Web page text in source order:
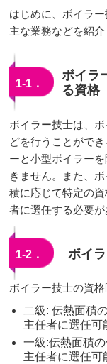
はじめに、ボイラ
主な業務などを紹
1-1．
ボイラ
る資格
ボイラー技士は、
どを行うことがで
ーと小型ボイラー
きません。また、
積に応じて特定の
者に選任する必要が
1-2． ボイ
ボイラー技士の資格
二級: 伝熱面積
主任者に選任可
一級:伝熱面積
主任者に選任可